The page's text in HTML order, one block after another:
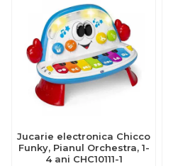
Jucarie electronica Chicco
Funky, Pianul Orchestra, 1-
4 ani CHC10111-1